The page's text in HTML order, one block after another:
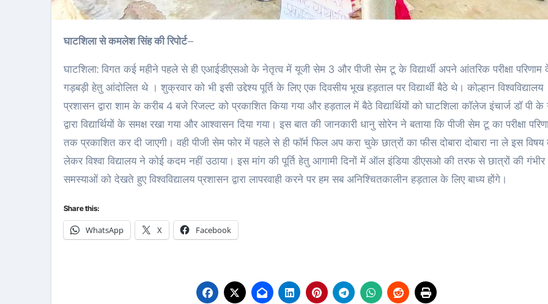
घाटशिला से कमलेश सिंह की रिपोर्ट–
घाटशिला: विगत कई महीने पहले से ही एआईडीएसओ के नेतृत्व में यूजी सेम 3 और पीजी सेम टू के विद्यार्थी अपने आंतरिक परीक्षा परिणाम
गड़बड़ी हेतु आंदोलित थे । शुक्रवार को भी इसी उद्देश्य पूर्ति के लिए एक दिवसीय भूख हड़ताल पर विद्यार्थी बैठे थे। कोल्हान विश्वविद्यालय
प्रशासन द्वारा शाम के करीब 4 बजे रिजल्ट को प्रकाशित किया गया और हड़ताल में बैठे विद्यार्थियों को घाटशिला कॉलेज इंचार्ज डॉ पी के
द्वारा विद्यार्थियों के समक्ष रखा गया और आश्वासन दिया गया। इस बात की जानकारी धानु सोरेन ने बताया कि पीजी सेम टू का परीक्षा
तक प्रकाशित कर दी जाएगी। वही पीजी सेम फोर में पहले से ही फॉर्म फिल अप करा चुके छात्रों का फीस दोबारा दोबारा ना ले इस विषय
लेकर विश्वा विद्यालय ने कोई कदम नहीं उठाया। इस मांग की पूर्ति हेतु आगामी दिनों में ऑल इंडिया डीएसओ की तरफ से छात्रों की गंभीर
समस्याओं को देखते हुए विश्वविद्यालय प्रशासन द्वारा लापरवाही करने पर हम सब अनिश्चितकालीन हड़ताल के लिए बाध्य होंगे।
Share this:
WhatsApp X Facebook